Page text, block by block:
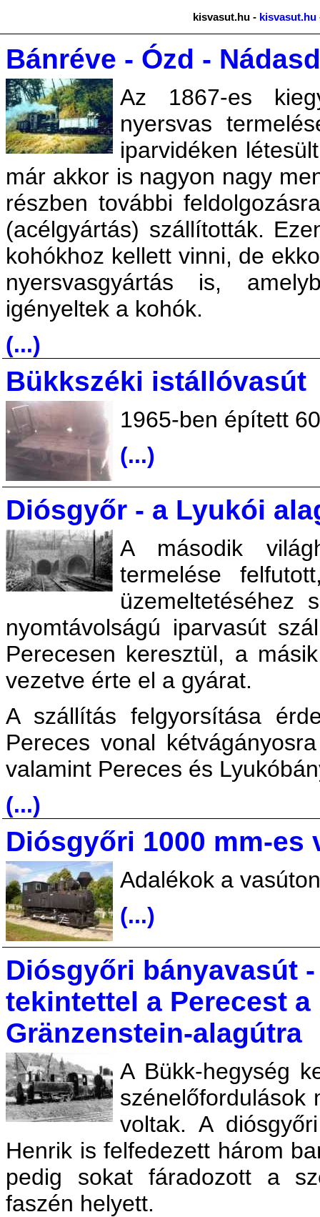
kisvasut.hu - kisvasut.hu
Bánréve - Ózd -
Az 1867-es
nyersvas
iparvidéken
már akkor is nagyon nagy
részben további
(acélgyártás) szállították.
kohókhoz kellett vinni, de
nyersvasgyártás is,
igényeltek a kohók.
(...)
Bükkszéki istállóvasút
1965-ben épített
(...)
Diósgyőr - a Lyukói
A második
termelése
üzemeltetéséhez
nyomtávolságú iparvasút
Perecesen keresztül, a
vezetve érte el a gyárat.
A szállítás felgyorsítása
Pereces vonal
valamint Pereces és
(...)
Diósgyőri 1000 mm-es
Adalékok a
(...)
Diósgyőri bányavasút
tekintettel a Perecest
Gränzenstein-alagútra
A Bükk-hegység
szénelőfordulások
voltak. A
Henrik is felfedezett három
pedig sokat fáradozott a
faszén helyett.